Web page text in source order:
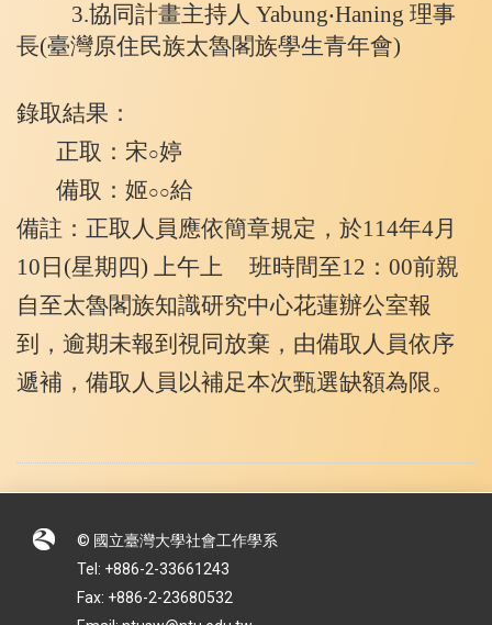
3.協同計畫主持人 Yabung‧Haning 理事
長(臺灣原住民族太魯閣族學生青年會)
錄取結果：
正取：宋○婷
備取：姬○○給
備註：正取人員應依簡章規定，於114年4月
10日(星期四) 上午上
班時間至12：00前親
自至太魯閣族知識研究中心花蓮辦公室報
到，逾期未報到視同放棄，由備取人員依序
遞補，備取人員 以補足本次甄選缺額為限。
© 國立臺灣大學社會工作學系
Tel: +886-2-33661243
Fax: +886-2-23680532